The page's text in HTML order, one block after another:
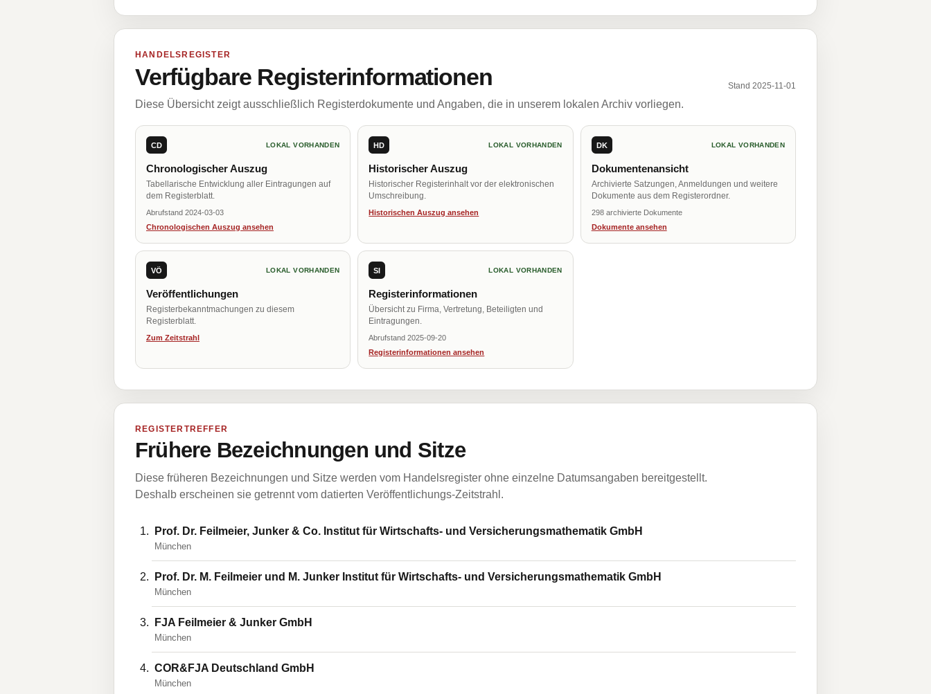
HANDELSREGISTER
Verfügbare Registerinformationen Stand 2025-11-01
Diese Übersicht zeigt ausschließlich Registerdokumente und Angaben, die in unserem lokalen Archiv vorliegen.
CD LOKAL VORHANDEN
Chronologischer Auszug
Tabellarische Entwicklung aller Eintragungen auf
dem Registerblatt.
Abrufstand 2024-03-03
Chronologischen Auszug ansehen
HD LOKAL VORHANDEN
Historischer Auszug
Historischer Registerinhalt vor der elektronischen
Umschreibung.
Historischen Auszug ansehen
DK LOKAL VORHANDEN
Dokumentenansicht
Archivierte Satzungen, Anmeldungen und weitere
Dokumente aus dem Registerordner.
298 archivierte Dokumente
Dokumente ansehen
VÖ LOKAL VORHANDEN
Veröffentlichungen
Registerbekanntmachungen zu diesem
Registerblatt.
Zum Zeitstrahl
SI LOKAL VORHANDEN
Registerinformationen
Übersicht zu Firma, Vertretung, Beteiligten und
Eintragungen.
Abrufstand 2025-09-20
Registerinformationen ansehen
REGISTERTREFFER
Frühere Bezeichnungen und Sitze
Diese früheren Bezeichnungen und Sitze werden vom Handelsregister ohne einzelne Datumsangaben bereitgestellt.
Deshalb erscheinen sie getrennt vom datierten Veröffentlichungs-Zeitstrahl.
Prof. Dr. Feilmeier, Junker & Co. Institut für Wirtschafts- und Versicherungsmathematik GmbH
München
Prof. Dr. M. Feilmeier und M. Junker Institut für Wirtschafts- und Versicherungsmathematik GmbH
München
FJA Feilmeier & Junker GmbH
München
COR&FJA Deutschland GmbH
München